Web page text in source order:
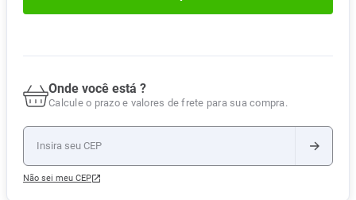
Onde você está ?
Calcule o prazo e valores de frete para sua compra.
Não sei meu CEP